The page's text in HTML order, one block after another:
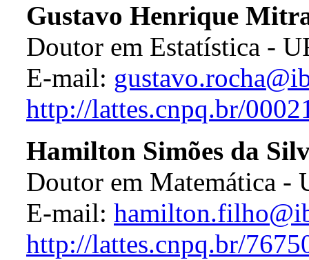
Gustavo Henrique
Doutor em Estatística -
E-mail:
http://lattes.cnpq.br/
Hamilton Simões da
Doutor em Matemática -
E-mail:
http://lattes.cnpq.br/